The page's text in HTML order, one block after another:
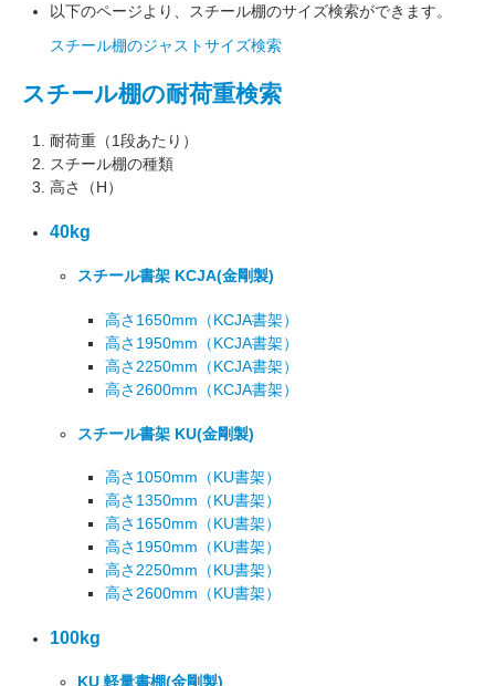
以下のページより、スチール棚のサイズ検索ができます。
スチール棚のジャストサイズ検索
スチール棚の耐荷重検索
耐荷重（1段あたり）
スチール棚の種類
高さ（H）
40kg
スチール書架 KCJA(金剛製)
高さ1650mm （KCJA書架）
高さ1950mm （KCJA書架）
高さ2250mm （KCJA書架）
高さ2600mm （KCJA書架）
スチール書架 KU(金剛製)
高さ1050mm （KU書架）
高さ1350mm （KU書架）
高さ1650mm （KU書架）
高さ1950mm （KU書架）
高さ2250mm （KU書架）
高さ2600mm （KU書架）
100kg
KU 軽量書棚(金剛製)